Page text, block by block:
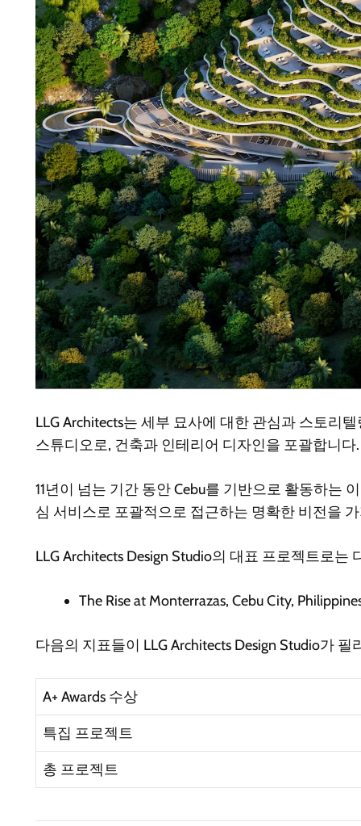
LLG Architects는 세부 묘사에 대한 관심과 스토리
스튜디오로, 건축과 인테리어 디자인을 포괄합니
11년이 넘는 기간 동안 Cebu를 기반으로 활동하는
심 서비스로 포괄적으로 접근하는 명확한 비전을
LLG Architects Design Studio의 대표 프로젝트로는
The Rise at Monterrazas, Cebu City,
다음의 지표들이 LLG Architects Design Studio가
A+ Awards 수상
특집 프로젝트
총 프로젝트